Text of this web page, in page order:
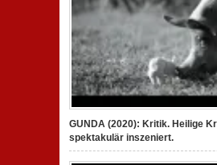
GUNDA (2020): Kritik. Heilige
spektakulär inszeniert.